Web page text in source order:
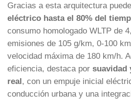
Gracias a esta arquitectura puede
eléctrico hasta el 80% del
consumo homologado WLTP de
emisiones de 105 g/km, 0-100
velocidad máxima de 180 km/h.
eficiencia, destaca por suavidad
real, con un empuje inicial
conducción urbana y una